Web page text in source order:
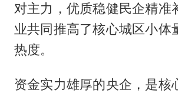
对主力，优质稳健民企精准
业共同推高了核心城区小体
热度。
资金实力雄厚的央企，是核